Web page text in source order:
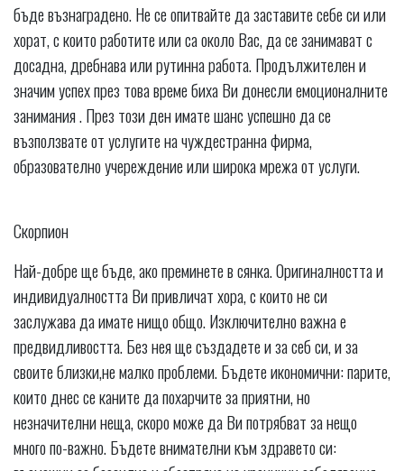
бъде възнаградено. Не се опитвайте да заставите себе си или
хорат, с които работите или са около Вас, да се занимават с
досадна, дребнава или рутинна работа. Продължителен и
значим успех през това време биха Ви донесли емоционалните
занимания . През този ден имате шанс успешно да се
възползвате от услугите на чуждестранна фирма,
образователно учереждение или широка мрежа от услуги.
Скорпион
Най-добре ще бъде, ако преминете в сянка. Оригиналността и
индивидуалността Ви привличат хора, с които не си
заслужава да имате нищо общо. Изключително важна е
предвидливостта. Без нея ще създадете и за себ си, и за
своите близки,не малко проблеми. Бъдете икономични: парите,
които днес се каните да похарчите за приятни, но
незначителни неща, скоро може да Ви потрябват за нещо
много по-важно. Бъдете внимателни към здравето си: